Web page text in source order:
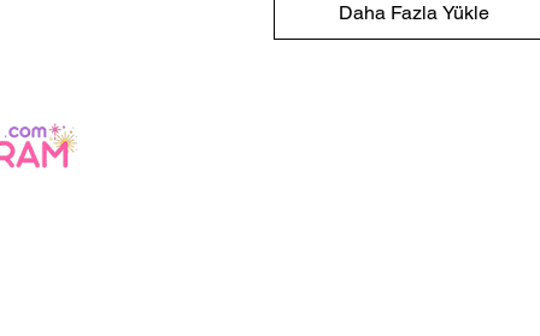
Daha Fazla Yükle